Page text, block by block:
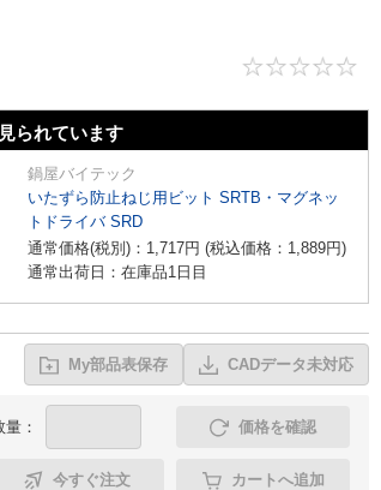
られています
鍋屋バイテック
いたずら防止ねじ用ビット SRTB・マグネッ
トドライバ SRD
通常価格(税別)： 1,717円 (税込価格： 1,889円)
通常出荷日：在庫品1日目
My部品表保存 CADデータ未対応
量： 価格を確認
今すぐ注文 カートへ追加